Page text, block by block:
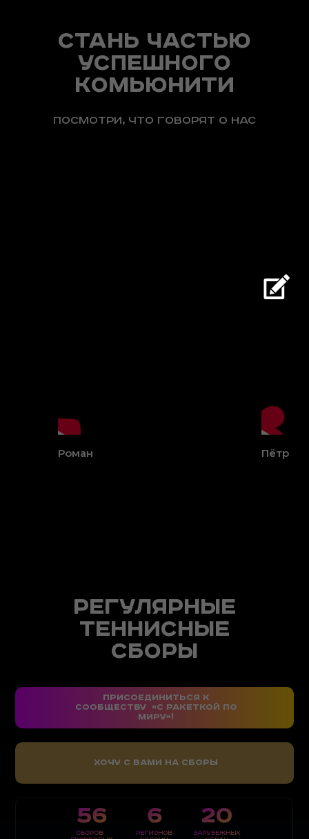
ПРОБНОЕ ЗАНЯТИЕ за 2999 ₽.
Записаться
Стань частью
успешного
комьюнити
Посмотри, что говорят о нас
Роман Пётр
Регулярные
Теннисные
Сборы
Хочу с вами на сборы
Присоединиться к
сообществу «С ракеткой по
миру»!
56
регионов
6
зарубежных
20
сборов